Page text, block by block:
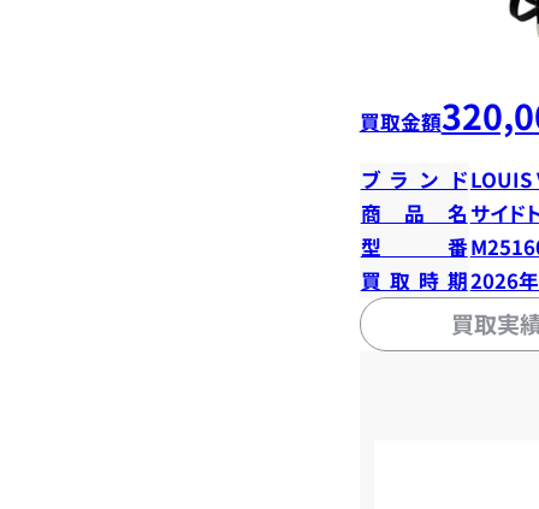
買取金額
ブランドLOUIS
商品名 サイド
型番
買取時期2026
買取実